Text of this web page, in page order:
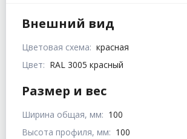
Внешний вид
Цветовая схема: красная
Цвет: RAL 3005 красный
Размер и вес
Ширина общая, мм: 100
Высота профиля, мм: 100